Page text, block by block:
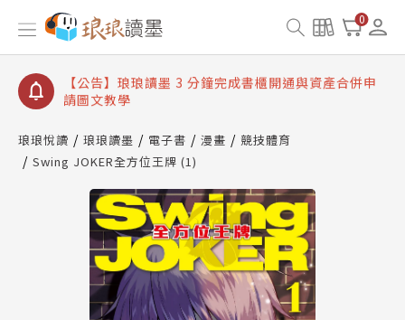
0
【公告】琅琅讀墨數位閱讀資產合併與書櫃開通申請
【公告】琅琅讀墨書櫃開通常見問題
【公告】琅琅讀墨 3 分鐘完成書櫃開通與資產合併申
請圖文教學
查詢
【公告】琅琅讀墨數位閱讀資產合併與書櫃開通申請
琅琅悅讀 琅琅讀墨 電子書 漫畫
競技體育
Swing JOKER全方位王牌 (1)